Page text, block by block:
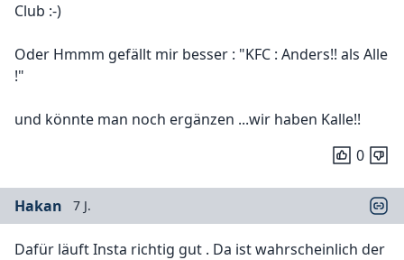
Club :-)
Oder Hmmm gefällt mir besser : "KFC : Anders!! als Alle
!"
und könnte man noch ergänzen ...wir haben Kalle!!
0
Hakan 7 J.
Dafür läuft Insta richtig gut . Da ist wahrscheinlich der